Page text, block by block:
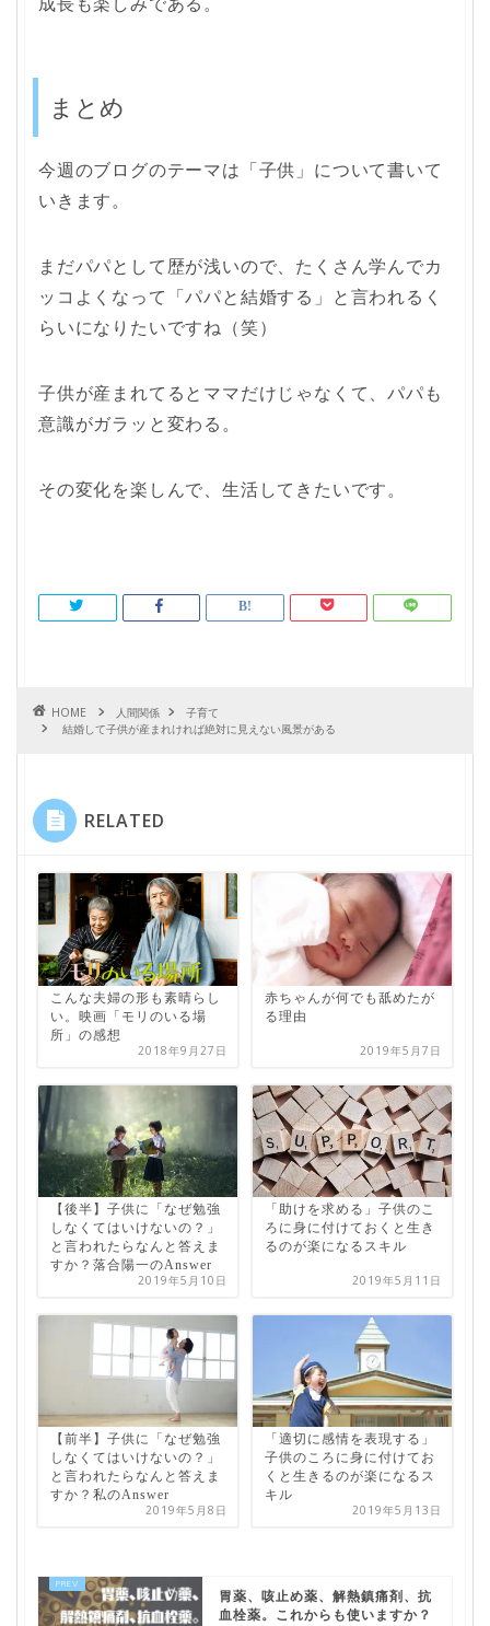
まとめ
今週のブログのテーマは「子供」について書いて
いきます。
まだパパとして歴が浅いので、たくさん学んでカ
ッコよくなって「パパと結婚する」と言われるく
らいになりたいですね（笑）
子供が産まれてるとママだけじゃなくて、パパも
意識がガラッと変わる。
その変化を楽しんで、生活してきたいです。
HOME 人間関係
子育て
結婚して子供が産まれければ絶対に見えない風景がある
RELATED
こんな夫婦の形も素晴らし
い。映画「モリのいる場
所」の感想
2018年9月27日
赤ちゃんが何でも舐めたが
る理由
2019年5月7日
【後半】子供に「なぜ勉強
しなくてはいけないの？」
と言われたらなんと答えま
すか？落合陽一のAnswer
2019年5月10日
「助けを求める」子供のこ
ろに身に付けておくと生き
るのが楽になるスキル
2019年5月11日
【前半】子供に「なぜ勉強
しなくてはいけないの？」
と言われたらなんと答えま
すか？私のAnswer
2019年5月8日
「適切に感情を表現する」
子供のころに身に付けてお
くと生きるのが楽になるス
キル
2019年5月13日
胃薬、咳止め薬、解熱鎮痛剤、抗
血栓薬。これからも使いますか？